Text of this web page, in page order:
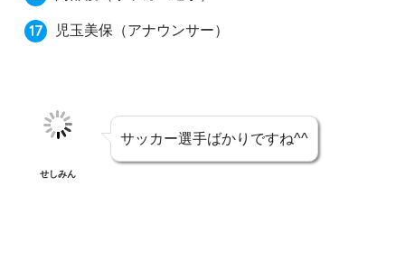
児玉美保（アナウンサー）
せしみん
サッカー選手ばかりですね^^